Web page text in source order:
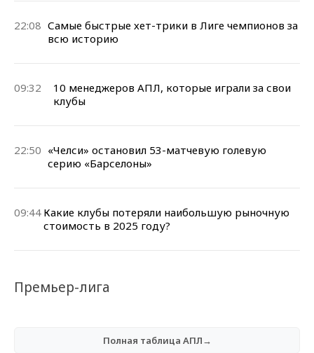
22:08 Самые быстрые хет-трики в Лиге чемпионов за
всю историю
09:32
10 менеджеров АПЛ, которые играли за свои
клубы
22:50 «Челси» остановил 53-матчевую голевую
серию «Барселоны»
09:44 Какие клубы потеряли наибольшую рыночную
стоимость в 2025 году?
Премьер-лига
Полная таблица АПЛ→